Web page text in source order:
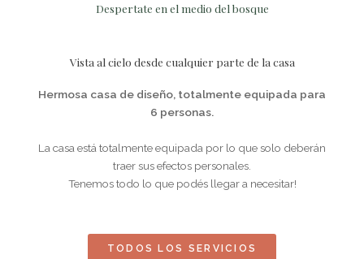
Despertate en el medio del bosque
Vista al cielo desde cualquier parte de la casa
Hermosa casa de diseño, totalmente equipada para
6 personas.
La casa está totalmente equipada por lo que solo deberán
traer sus efectos personales.
Tenemos todo lo que podés llegar a necesitar!
TODOS LOS SERVICIOS